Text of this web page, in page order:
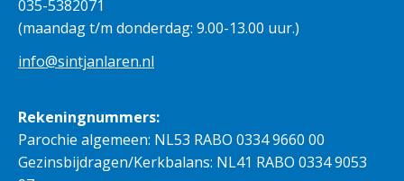
035-5382071
(maandag t/m donderdag: 9.00-13.00 uur.)
info@sintjanlaren.nl
Rekeningnummers:
Parochie algemeen: NL53 RABO 0334 9660 00
Gezinsbijdragen/Kerkbalans: NL41 RABO 0334 9053